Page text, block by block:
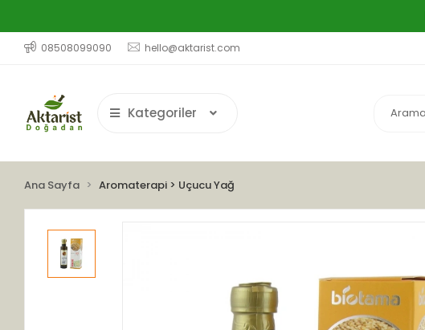
08508099090 hello@aktarist.com
Kategoriler
Ana Sayfa Aromaterapi > Uçucu Yağ